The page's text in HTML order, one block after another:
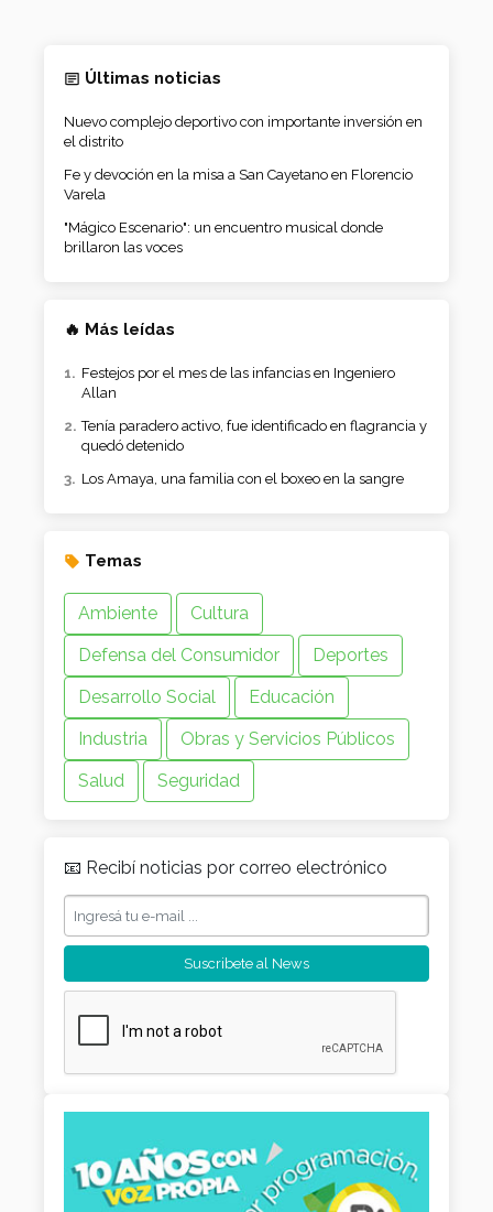
Últimas noticias
Nuevo complejo deportivo con importante inversión en
el distrito
Fe y devoción en la misa a San Cayetano en Florencio
Varela
"Mágico Escenario": un encuentro musical donde
brillaron las voces
🔥 Más leídas
Festejos por el mes de las infancias en Ingeniero
Allan
Tenía paradero activo, fue identificado en flagrancia y
quedó detenido
Los Amaya, una familia con el boxeo en la sangre
Temas
Ambiente
Cultura
Defensa del Consumidor
Deportes
Desarrollo Social
Educación
Industria
Obras y Servicios Públicos
Salud
Seguridad
📧 Recibí noticias por correo electrónico